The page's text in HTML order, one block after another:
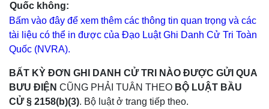
Quốc không:
Bấm vào đây để xem thêm các thông tin quan trọng và các
tài liệu có thể in được của Đạo Luật Ghi Danh Cử Tri Toàn
Quốc (NVRA).
BẤT KỲ ĐƠN GHI DANH CỬ TRI NÀO ĐƯỢC GỬI QUA
BƯU ĐIỆN CŨNG PHẢI TUÂN THEO BỘ LUẬT BẦU
CỬ § 2158(b)(3). Bộ luật ở trang tiếp theo.